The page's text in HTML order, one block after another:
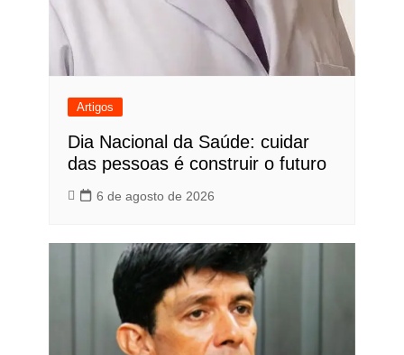
Artigos
Dia Nacional da Saúde: cuidar
das pessoas é construir o futuro
6 de agosto de 2026